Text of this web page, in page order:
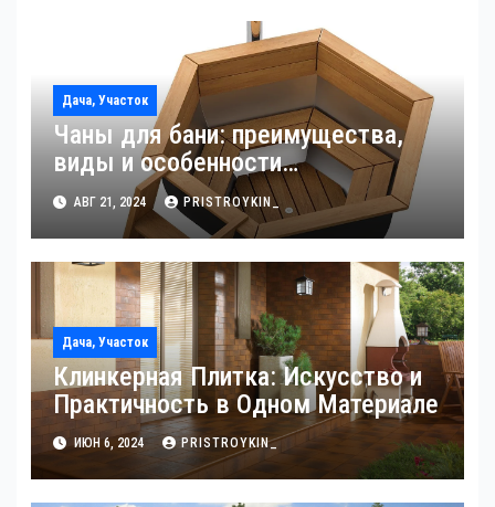
Дача, Участок
Чаны для бани: преимущества,
виды и особенности
использования
АВГ 21, 2024 PRISTROYKIN_
Дача, Участок
Клинкерная Плитка: Искусство и
Практичность в Одном Материале
ИЮН 6, 2024 PRISTROYKIN_